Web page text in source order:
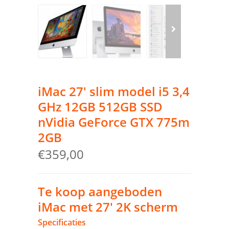
iMac 27′ slim model i5 3,4
GHz 12GB 512GB SSD
nVidia GeForce GTX 775m
2GB
€359,00
Te koop aangeboden
iMac met 27′ 2K scherm
Specificaties